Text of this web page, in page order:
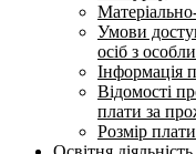
Умови
осіб з
Інформація
Відомості
плати за
Розмір